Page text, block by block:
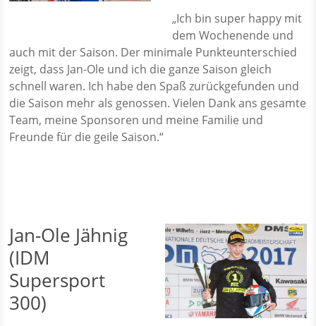
„Ich bin super happy mit
dem Wochenende und
auch mit der Saison. Der minimale Punkteunterschied
zeigt, dass Jan-Ole und ich die ganze Saison gleich
schnell waren. Ich habe den Spaß zurückgefunden und
die Saison mehr als genossen. Vielen Dank ans gesamte
Team, meine Sponsoren und meine Familie und
Freunde für die geile Saison.“
Jan-Ole Jähnig
(IDM
Supersport
300)